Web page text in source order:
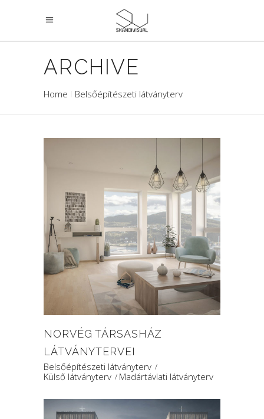
ARCHIVE
Home Belsőépítészeti látványterv
NORVÉG TÁRSASHÁZ
LÁTVÁNYTERVEI
Belsőépítészeti látványterv
Külső látványterv
Madártávlati látványterv